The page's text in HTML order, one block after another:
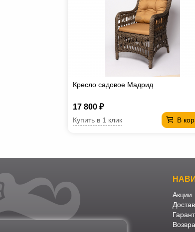
Кресло садовое Мадрид
17 800 ₽
В
Купить в 1 клик
Акции